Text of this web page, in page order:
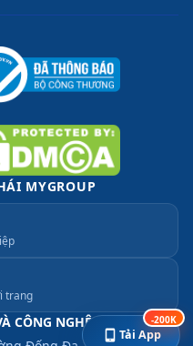
CÔNG NGHỆ MYGROUP
MYGROUP
trang
-200K
Tải App